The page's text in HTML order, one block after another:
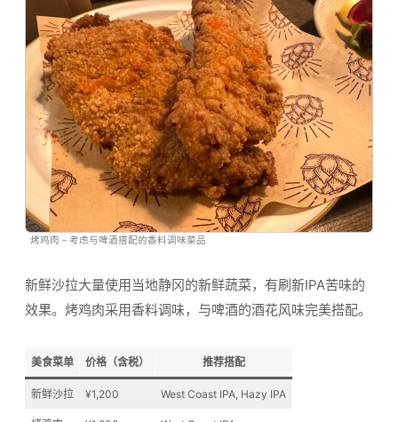
烤鸡肉 – 考虑与啤酒搭配的香料调味菜品
新鲜沙拉大量使用当地静冈的新鲜蔬菜，有刷新IPA苦味的
效果。烤鸡肉采用香料调味，与啤酒的酒花风味完美搭配。
美食菜单 价格（含税） 推荐搭配
新鲜沙拉 ¥1,200 West Coast IPA, Hazy IPA